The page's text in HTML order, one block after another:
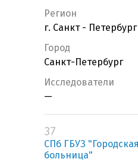
Регион
г. Санкт - Петербург
Город
Санкт-Петербург
Исследователи
—
37
СПб ГБУЗ
больница"